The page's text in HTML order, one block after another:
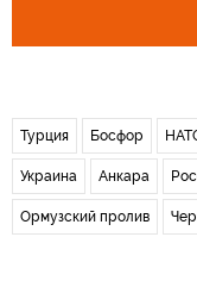
Турция Босфор
Украина Анкара
Ормузский пролив